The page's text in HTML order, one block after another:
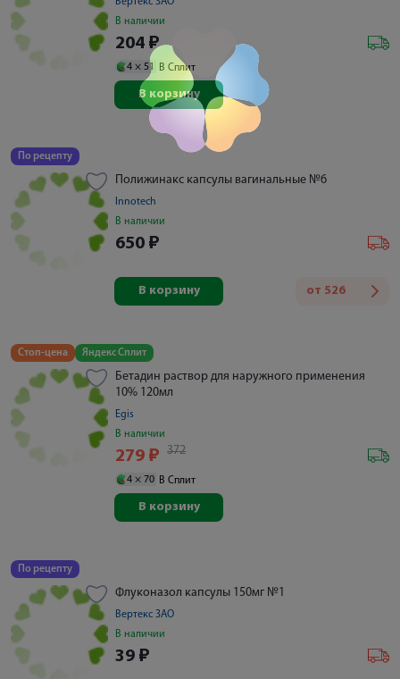
В наличии
204 ₽
4 × 51 В Сплит
В корзину
По рецепту
Полижинакс капсулы вагинальные №6
Innotech
В наличии
650 ₽
от 526
В корзину
Стоп-цена Яндекс Сплит
Бетадин раствор для наружного применения
10% 120мл
Egis
В наличии
279 ₽ 372
4 × 70 В Сплит
В корзину
По рецепту
Флуконазол капсулы 150мг №1
Вертекс ЗАО
В наличии
39 ₽